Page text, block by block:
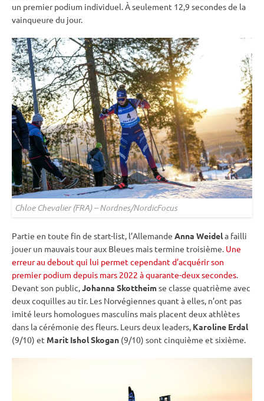
un premier podium individuel. À seulement 12,9 secondes de la
vainqueure du jour.
Chloe Chevalier (FRA) – Nordnes/NordicFocus
Partie en toute fin de start-list, l’Allemande Anna Weidela failli
jouer un mauvais tour aux Bleues mais termine troisième. Une
erreur au debout qui lui permet cependant d’acquérir son
premier podium depuis mars 2022 à quarante-deux secondes.
Devant son public,Johanna Skottheimse classe quatrième avec
deux coquilles au tir. Les Norvégiennes quant à elles, n’ont pas
imité leurs homologues masculins mais placent deux athlètes
dans la cérémonie des fleurs. Leurs deux leaders, Karoline Erdal
(9/10) et Marit Ishol Skogan (9/10) sont cinquième et sixième.